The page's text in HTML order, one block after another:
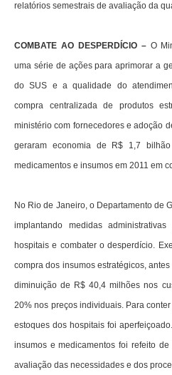
relatórios semestrais de avaliação da
COMBATE AO DESPERDÍCIO –O
uma série de ações para aprimorar a
do SUS e a qualidade do
compra centralizada de produtos
ministério com fornecedores e adoção
geraram economia de R$ 1,7
medicamentos e insumos em 2011 em
No Rio de Janeiro, o Departamento de
implantando medidas
hospitais e combater o desperdício.
compra dos insumos estratégicos,
diminuição de R$ 40,4 milhões nos
20% nos preços individuais. Para
estoques dos hospitais foi
insumos e medicamentos foi refeito
avaliação das necessidades e dos